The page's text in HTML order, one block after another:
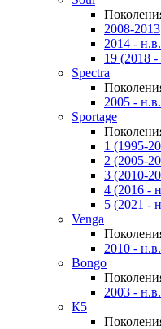
2008-2013
2014 - н.в.
19 (2018
Spectra
2005 - н.в.
Sportage
1 (1995-
2 (2005-
3 (2010-
4 (2016 -
5 (2021 -
Venga
2010 - н.в.
Bongo
2003 - н.в.
К5